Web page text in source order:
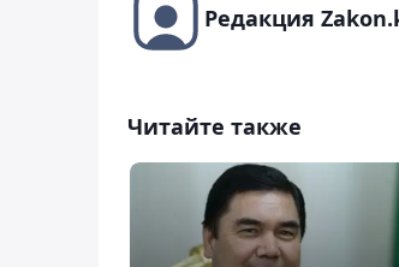
Редакция
Читайте также